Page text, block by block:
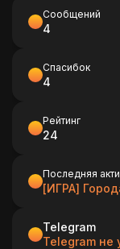
Сообщений
4
Спасибок
4
Рейтинг
24
Последняя
[ИГРА]
Telegram
Telegram не